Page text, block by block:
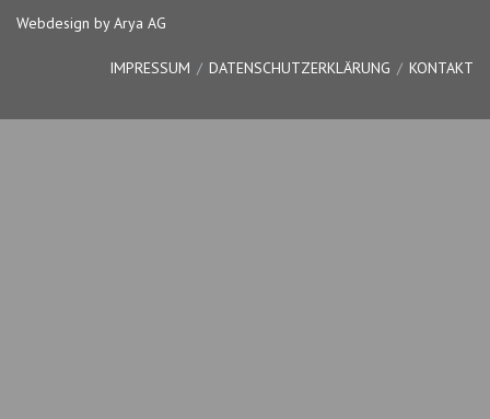
Webdesign by Arya AG
IMPRESSUM DATENSCHUTZERKLÄRUNG KONTAKT